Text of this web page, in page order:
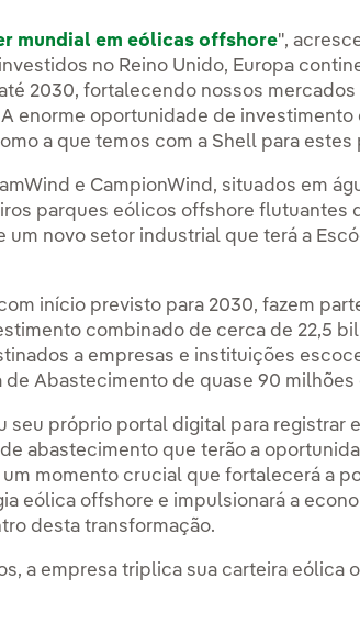
mundial em eólicas offshore",
no Reino Unido, Europa
2030, fortalecendo nossos
enorme oportunidade de
a que temos com a Shell para estes
e CampionWind, situados em
parques eólicos offshore flutuantes
um novo setor industrial que terá a
início previsto para 2030, fazem
combinado de cerca de 22,5
a empresas e instituições
de Abastecimento de quase 90 milhões
seu próprio portal digital para registrar
abastecimento que terão a
um momento crucial que fortalecerá a
eólica offshore e impulsionará a
desta transformação.
a empresa triplica sua carteira eólica